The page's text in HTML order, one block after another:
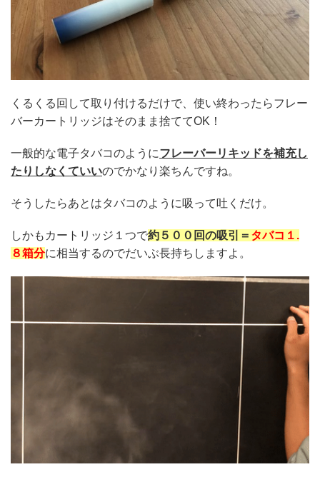
くるくる回して取り付けるだけで、使い終わったらフレー
バーカートリッジはそのまま捨ててOK！
一般的な電子タバコのようにフレーバーリキッドを補充し
たりしなくていいのでかなり楽ちんですね。
そうしたらあとはタバコのように吸って吐くだけ。
しかもカートリッジ１つで約５００回の吸引＝ タバコ１.
８箱分に相当するのでだいぶ長持ちしますよ。